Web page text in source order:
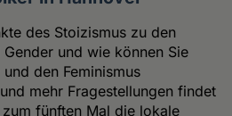
des Stoizismus zu den
und wie können Sie
den Feminismus
mehr Fragestellungen findet
fünften Mal die lokale